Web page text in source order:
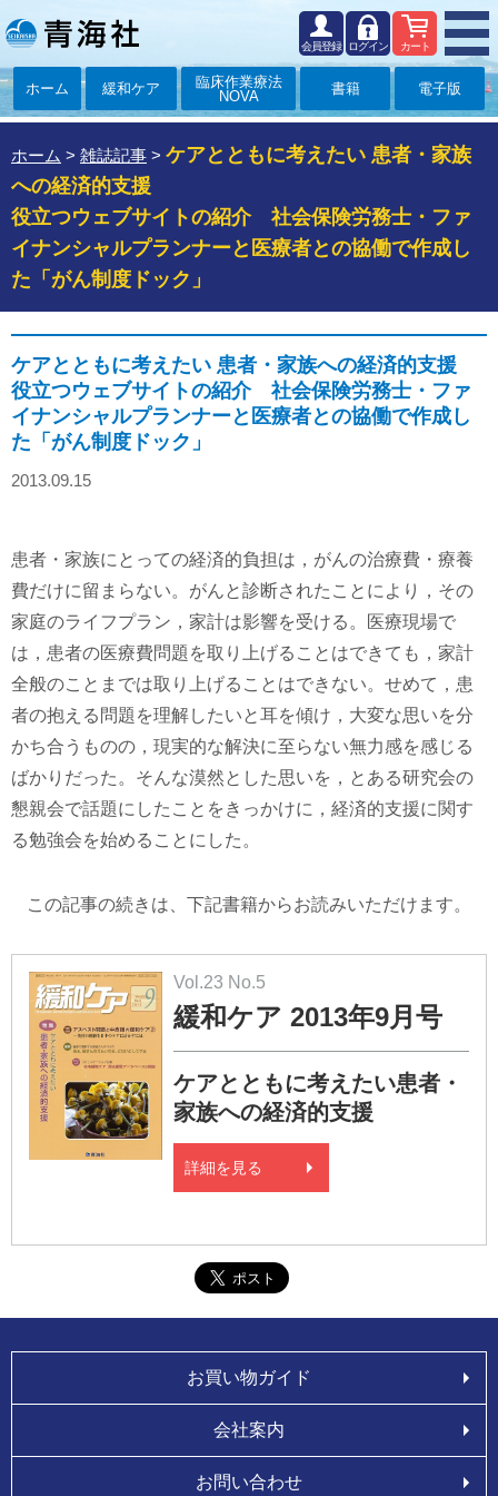
カート
ログイン
会員登録
ホーム 緩和ケア
臨床作業療法
NOVA
書籍 電子版
ホーム > 雑誌記事 > ケアとともに考えたい 患者・家族
への経済的支援
役立つウェブサイトの紹介 社会保険労務士・ファ
イナンシャルプランナーと医療者との協働で作成し
た「がん制度ドック」
ケアとともに考えたい 患者・家族への経済的支援
役立つウェブサイトの紹介 社会保険労務士・ファ
イナンシャルプランナーと医療者との協働で作成し
た「がん制度ドック」
2013.09.15
患者・家族にとっての経済的負担は，がんの治療費・療養
費だけに留まらない。がんと診断されたことにより，その
家庭のライフプラン，家計は影響を受ける。医療現場で
は，患者の医療費問題を取り上げることはできても，家計
全般のことまでは取り上げることはできない。せめて，患
者の抱える問題を理解したいと耳を傾け，大変な思いを分
かち合うものの，現実的な解決に至らない無力感を感じる
ばかりだった。そんな漠然とした思いを，とある研究会の
懇親会で話題にしたことをきっかけに，経済的支援に関す
る勉強会を始めることにした。
この記事の続きは、下記書籍からお読みいただけます。
Vol.23 No.5
緩和ケア 2013年9月号
ケアとともに考えたい患者・
家族への経済的支援
詳細を見る
お買い物ガイド
会社案内
お問い合わせ